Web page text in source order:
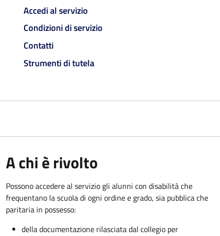
Accedi al servizio
Condizioni di servizio
Contatti
Strumenti di tutela
A chi è rivolto
Possono accedere al servizio gli alunni con disabilità che
frequentano la scuola di ogni ordine e grado, sia pubblica che
paritaria in possesso:
della documentazione rilasciata dal collegio per